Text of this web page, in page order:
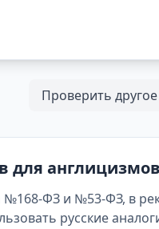
Проверить
для англицизмов
ФЗ и №53-ФЗ, в
русские